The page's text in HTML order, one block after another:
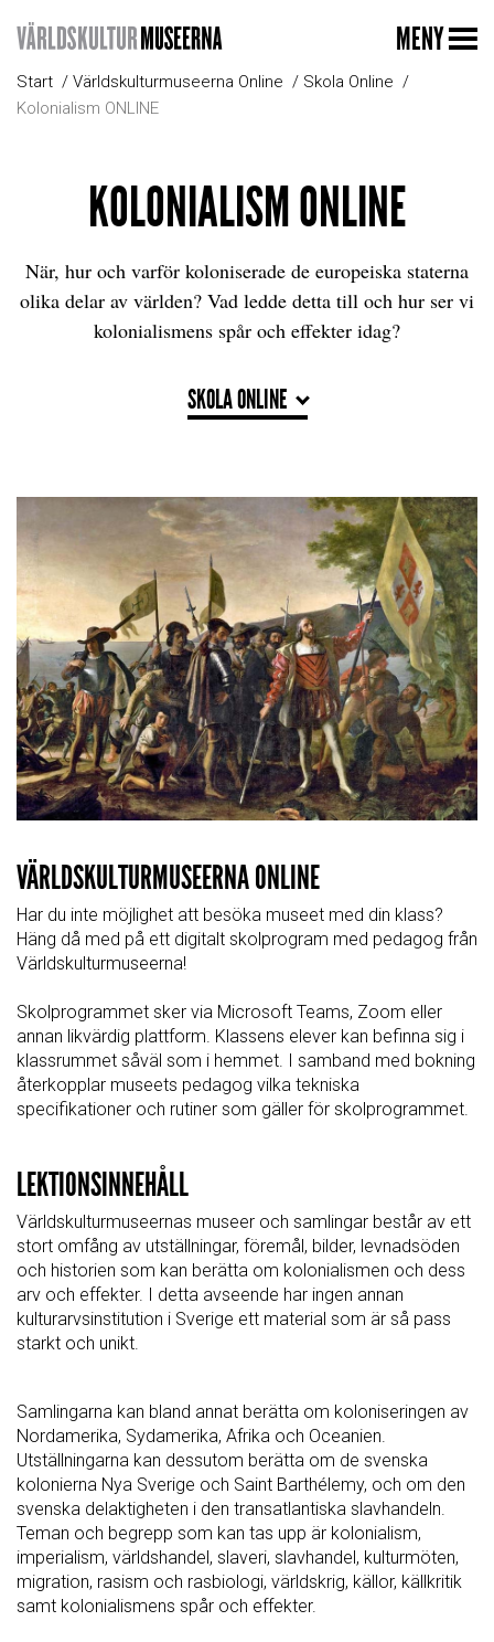
MENY
Start Världskulturmuseerna Online
Skola Online
Kolonialism ONLINE
KOLONIALISM ONLINE
När, hur och varför koloniserade de europeiska staterna
olika delar av världen? Vad ledde detta till och hur ser vi
kolonialismens spår och effekter idag?
SKOLA ONLINE
VÄRLDSKULTURMUSEERNA ONLINE
Har du inte möjlighet att besöka museet med din klass?
Häng då med på ett digitalt skolprogram med pedagog från
Världskulturmuseerna!
Skolprogrammet sker via Microsoft Teams, Zoom eller
annan likvärdig plattform. Klassens elever kan befinna sig i
klassrummet såväl som i hemmet. I samband med bokning
återkopplar museets pedagog vilka tekniska
specifikationer och rutiner som gäller för skolprogrammet.
LEKTIONSINNEHÅLL
Världskulturmuseernas museer och samlingar består av ett
stort omfång av utställningar, föremål, bilder, levnadsöden
och historien som kan berätta om kolonialismen och dess
arv och effekter. I detta avseende har ingen annan
kulturarvsinstitution i Sverige ett material som är så pass
starkt och unikt.
Samlingarna kan bland annat berätta om koloniseringen av
Nordamerika, Sydamerika, Afrika och Oceanien.
Utställningarna kan dessutom berätta om de svenska
kolonierna Nya Sverige och Saint Barthélemy, och om den
svenska delaktigheten i den transatlantiska slavhandeln.
Teman och begrepp som kan tas upp är kolonialism,
imperialism, världshandel, slaveri, slavhandel, kulturmöten,
migration, rasism och rasbiologi, världskrig, källor, källkritik
samt kolonialismens spår och effekter.